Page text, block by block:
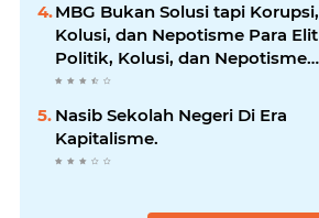
MBG Bukan Solusi tapi Korupsi,
Kolusi, dan Nepotisme Para Elit
Politik, Kolusi, dan Nepotisme
Para Elit Politik
Nasib Sekolah Negeri Di Era
Kapitalisme.